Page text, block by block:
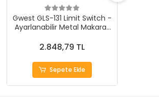
Gwest GLS-131 Limit Switch -
Ayarlanabilir Metal Makaralı
2.848,79 TL
Sepete Ekle